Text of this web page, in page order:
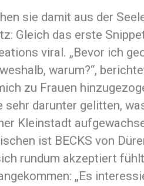
sie damit aus der
Gleich das erste
viral. „Bevor ich
warum?“,
zu Frauen
sehr darunter gelitten,
Kleinstadt
ist BECKS von
rundum akzeptiert
„Es